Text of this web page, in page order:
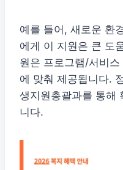
예를 들어, 새로운 환
에게 이 지원은 큰 도
원은 프로그램/서비
에 맞춰 제공됩니다.
생지원총괄과를 통해
니다.